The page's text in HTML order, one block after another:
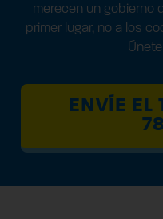
merecen un gobierno
primer lugar, no a los
ENVÍE EL